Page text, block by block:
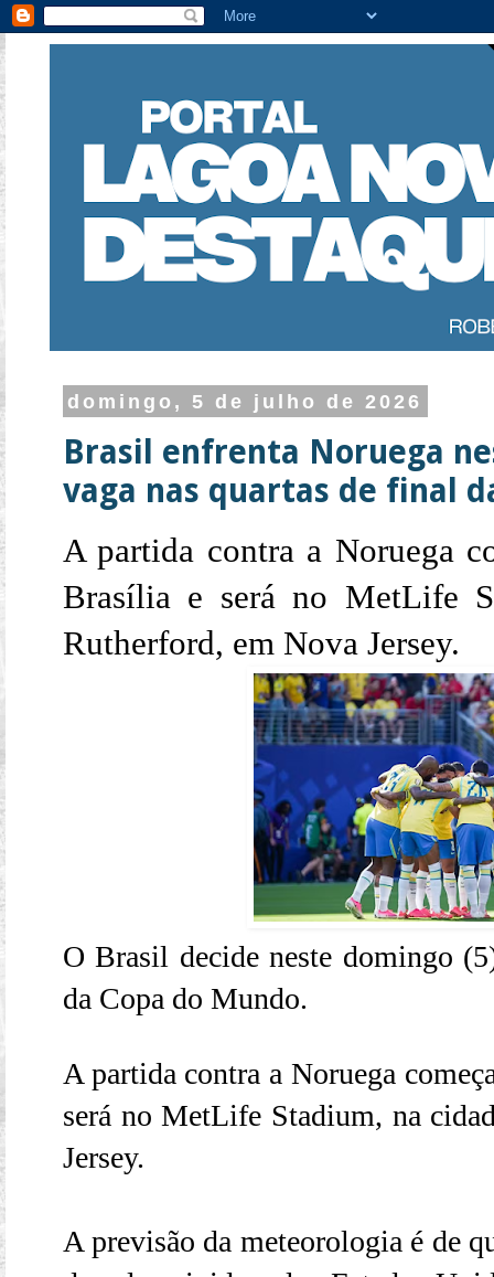
domingo, 5 de julho de 2026
Brasil enfrenta Noruega
vaga nas quartas de final
A partida contra a Noruega
Brasília e será no MetLife
Rutherford, em Nova Jersey.
O Brasil decide neste domingo
da Copa do Mundo.
A partida contra a Noruega
será no MetLife Stadium, na
Jersey.
A previsão da meteorologia é de